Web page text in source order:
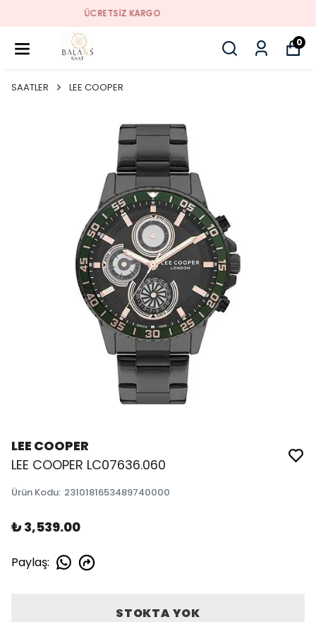
SORUNSUZ İADE
0
SAATLER LEE COOPER
LEE COOPER
LEE COOPER LC07636.060
Ürün Kodu: 2310181653489740000
₺ 3,539.00
Paylaş:
STOKTA YOK